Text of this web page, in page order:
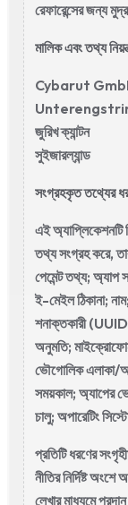
রেফারেন্সের জন্য
মালিক এবং তথ্য
Cybarut
জুরিখ ক্যান্টন
সুইজারল্যান্ড
সংগ্রহকৃত তথ্যের
এই অ্যাপ্লিকেশনটি
তথ্য সংগ্রহ করে,
পেমেন্ট তথ্য; অ্যাপ
ই-মেইল ঠিকানা;
শনাক্তকারী
অনুমতি;
ভৌগোলিক এলাকা/
সময়কাল; অ্যাপের
চালু; অপারেটিং
প্রতিটি ধরণের
নীতির নির্দিষ্ট
লেখার মাধ্যমে